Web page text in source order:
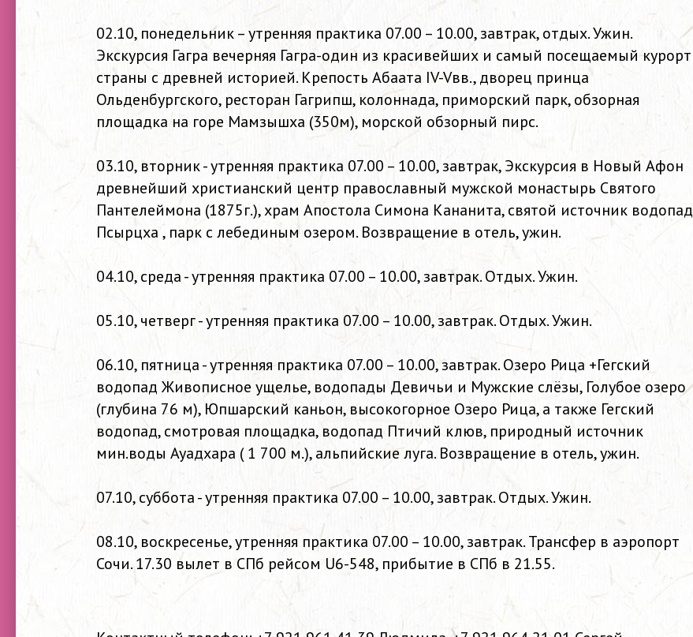
02.10, понедельник – утренняя практика 07.00 – 10.00, завтрак, отдых. Ужин.
Экскурсия Гагра вечерняя Гагра-один из красивейших и самый посещаемый курорт
страны с древней историей. Крепость Абаата IV-Vвв., дворец принца
Ольденбургского, ресторан Гагрипш, колоннада, приморский парк, обзорная
площадка на горе Мамзышха (350м), морской обзорный пирс.
03.10, вторник - утренняя практика 07.00 – 10.00, завтрак, Экскурсия в Новый Афон
древнейший христианский центр православный мужской монастырь Святого
Пантелеймона (1875г.), храм Апостола Симона Кананита, святой источник водопад
Псырцха , парк с лебединым озером. Возвращение в отель, ужин.
04.10, среда - утренняя практика 07.00 – 10.00, завтрак. Отдых. Ужин.
05.10, четверг - утренняя практика 07.00 – 10.00, завтрак. Отдых. Ужин.
06.10, пятница - утренняя практика 07.00 – 10.00, завтрак. Озеро Рица +Гегский
водопад Живописное ущелье, водопады Девичьи и Мужские слёзы, Голубое озеро
(глубина 76 м), Юпшарский каньон, высокогорное Озеро Рица, а также Гегский
водопад, смотровая площадка, водопад Птичий клюв, природный источник
мин.воды Ауадхара ( 1 700 м.), альпийские луга. Возвращение в отель, ужин.
07.10, суббота - утренняя практика 07.00 – 10.00, завтрак. Отдых. Ужин.
08.10, воскресенье, утренняя практика 07.00 – 10.00, завтрак. Трансфер в аэропорт
Сочи. 17.30 вылет в СПб рейсом U6-548, прибытие в СПб в 21.55.